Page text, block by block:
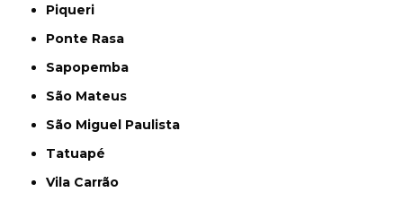
Piqueri
Ponte Rasa
Sapopemba
São Mateus
São Miguel Paulista
Tatuapé
Vila Carrão